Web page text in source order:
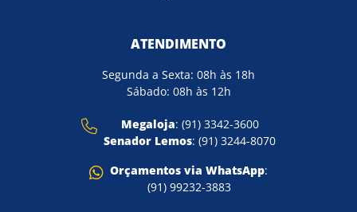
ATENDIMENTO
Segunda a Sexta: 08h às 18h
Sábado: 08h às 12h
Megaloja: (91) 3342-3600
Senador Lemos: (91) 3244-8070
Orçamentos via WhatsApp:
(91) 99232-3883